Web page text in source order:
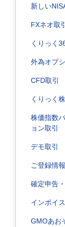
新しい
FXネオ取引
くりっく
外為オプ
CFD取引
くりっく
株価指数
ョン取引
デモ取引
ご登録情
確定申告
インボイ
GMOあお